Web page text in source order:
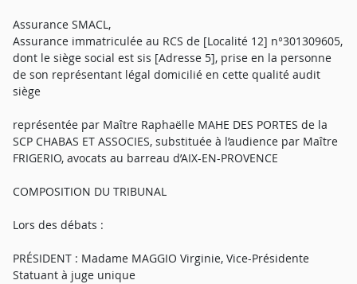
Assurance SMACL,
Assurance immatriculée au RCS de [Localité 12] n°301309605,
dont le siège social est sis [Adresse 5], prise en la personne
de son représentant légal domicilié en cette qualité audit
siège
représentée par Maître Raphaëlle MAHE DES PORTES de la
SCP CHABAS ET ASSOCIES, substituée à l’audience par Maître
FRIGERIO, avocats au barreau d’AIX-EN-PROVENCE
COMPOSITION DU TRIBUNAL
Lors des débats :
PRÉSIDENT : Madame MAGGIO Virginie, Vice-Présidente
Statuant à juge unique